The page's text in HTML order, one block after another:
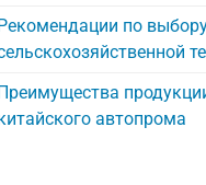
по
автопрома